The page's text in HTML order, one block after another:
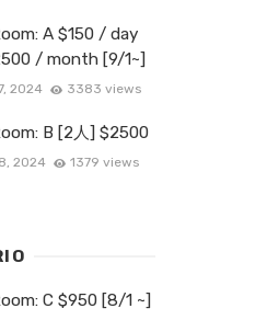
A $150 / day
/ month [9/1~]
2024 3383 views
B [2人] $2500
2024 1379 views
C $950 [8/1 ~]